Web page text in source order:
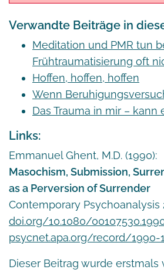
Verwandte Beiträge in
Meditation und PMR tun
Frühtraumatisierung oft
Hoffen, hoffen, hoffen
Wenn
Das Trauma in mir – kann
Links:
Emmanuel Ghent, M.D. (1990):
Masochism, Submission,
as a Perversion of Surrender
Contemporary Psychoanalysis
doi.org/10.1080/
psycnet.apa.org/record/1990-
Dieser Beitrag wurde erstmals